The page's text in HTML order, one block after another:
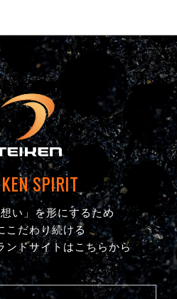
SPIRIT
い」を形にするため
こだわり続ける
ンドサイトはこちらから